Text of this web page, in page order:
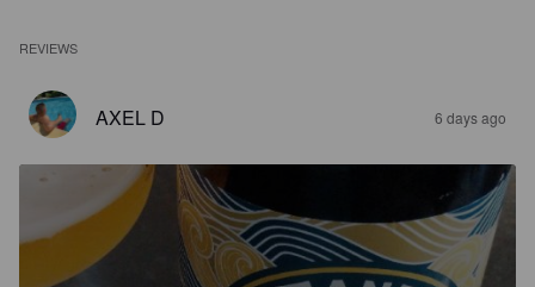
REVIEWS
AXEL D 6 days ago